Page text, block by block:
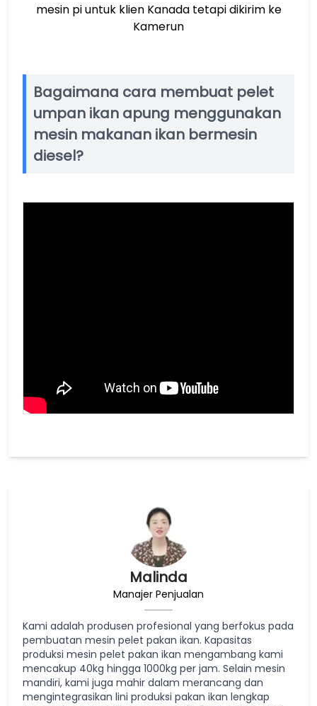
Malinda
Manajer Penjualan
Kami adalah produsen profesional yang berfokus pada
pembuatan mesin pelet pakan ikan. Kapasitas
produksi mesin pelet pakan ikan mengambang kami
mencakup 40kg hingga 1000kg per jam. Selain mesin
mandiri, kami juga mahir dalam merancang dan
mengintegrasikan lini produksi pakan ikan lengkap
mesin pi untuk klien Kanada tetapi dikirim ke
Kamerun
Bagaimana cara membuat pelet
umpan ikan apung menggunakan
mesin makanan ikan bermesin
diesel?